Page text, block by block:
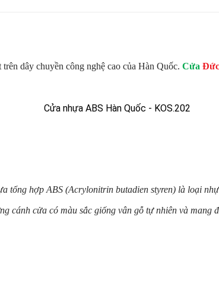
trên dây chuyền công nghệ cao của Hàn Quốc. Cửa
tổng hợp ABS (Acrylonitrin butadien styren) là loại
cánh cửa có màu sắc giống vân gỗ tự nhiên và